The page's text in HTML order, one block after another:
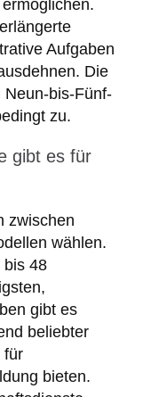
Aufgaben
Die
Neun-bis-Fünf-
zu.
gibt es für
zwischen
wählen.
bis 48
gibt es
beliebter
für
bieten.